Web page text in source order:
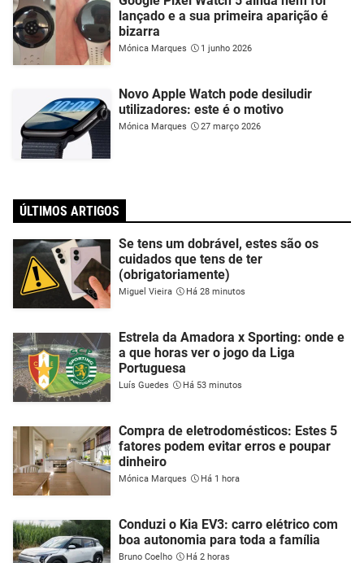
lançado e a sua primeira aparição é
bizarra
Mónica Marques 1 junho 2026
Novo Apple Watch pode desiludir
utilizadores: este é o motivo
Mónica Marques 27 março 2026
ÚLTIMOS ARTIGOS
Se tens um dobrável, estes são os
cuidados que tens de ter
(obrigatoriamente)
Miguel Vieira Há 28 minutos
Estrela da Amadora x Sporting: onde e
a que horas ver o jogo da Liga
Portuguesa
Luís Guedes Há 53 minutos
Compra de eletrodomésticos: Estes 5
fatores podem evitar erros e poupar
dinheiro
Mónica Marques Há 1 hora
Conduzi o Kia EV3: carro elétrico com
boa autonomia para toda a família
Bruno Coelho Há 2 horas